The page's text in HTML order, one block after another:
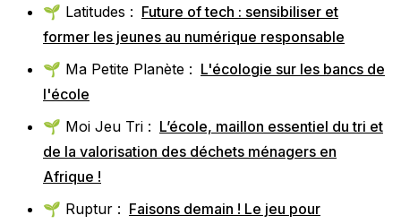
🌱 Latitudes : Future of tech : sensibiliser et
former les jeunes au numérique responsable
🌱 Ma Petite Planète : L'écologie sur les bancs de
l'école
🌱 Moi Jeu Tri : L’école, maillon essentiel du tri et
de la valorisation des déchets ménagers en
Afrique !
🌱 Ruptur : Faisons demain ! Le jeu pour